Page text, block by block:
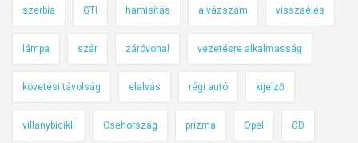
szerbia GTI hamisítás alvázszám visszaélés
lámpa szár záróvonal vezetésre alkalmasság
követési távolság elalvás régi autó kijelző
villanybicikli Csehország prizma Opel CD